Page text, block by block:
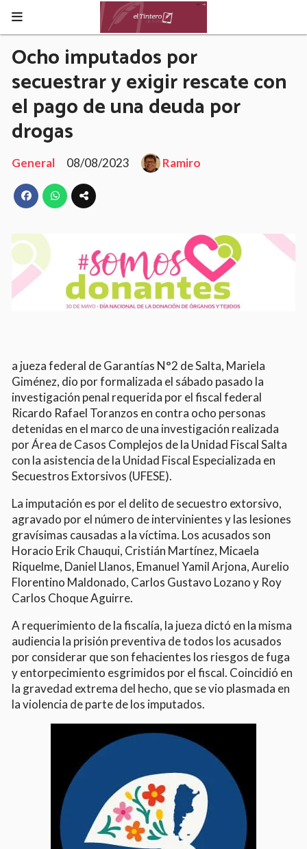
Ocho imputados por
secuestrar y exigir rescate con
el pago de una deuda por
drogas
General 08/08/2023 Ramiro
a jueza federal de Garantías N°2 de Salta, Mariela
Giménez, dio por formalizada el sábado pasado la
investigación penal requerida por el fiscal federal
Ricardo Rafael Toranzos en contra ocho personas
detenidas en el marco de una investigación realizada
por Área de Casos Complejos de la Unidad Fiscal Salta
con la asistencia de la Unidad Fiscal Especializada en
Secuestros Extorsivos (UFESE).
La imputación es por el delito de secuestro extorsivo,
agravado por el número de intervinientes y las lesiones
gravísimas causadas a la víctima. Los acusados son
Horacio Erik Chauqui, Cristián Martínez, Micaela
Riquelme, Daniel Llanos, Emanuel Yamil Arjona, Aurelio
Florentino Maldonado, Carlos Gustavo Lozano y Roy
Carlos Choque Aguirre.
A requerimiento de la fiscalía, la jueza dictó en la misma
audiencia la prisión preventiva de todos los acusados
por considerar que son fehacientes los riesgos de fuga
y entorpecimiento esgrimidos por el fiscal. Coincidió en
la gravedad extrema del hecho, que se vio plasmada en
la violencia de parte de los imputados.